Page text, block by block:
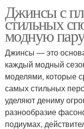
Джинсы с
стильных
модную
Джинсы — это
каждый модный
моделями, которые
самых стильных
уделяют дениму
разнообразие
подиумах,